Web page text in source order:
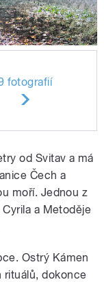
fotografií
od Svitav a má
Čech a
moří. Jednou z
a Metoděje
Ostrý Kámen
rituálů, dokonce